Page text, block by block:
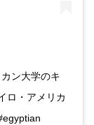
ン大学のキ
ロ・アメリカ